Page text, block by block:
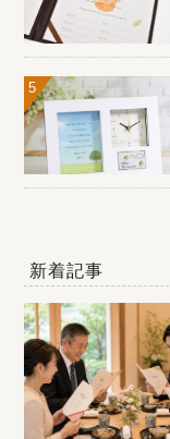
新着記事